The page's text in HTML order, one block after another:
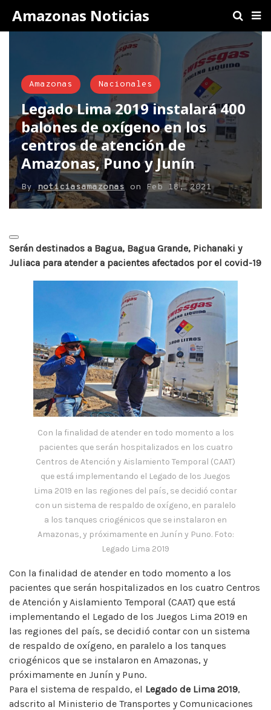
Amazonas Noticias
Amazonas Nacionales
Legado Lima 2019 instalará 400
balones de oxígeno en los
centros de atención de
Amazonas, Puno y Junín
Bynoticiasamazonas on Feb 18, 2021
Serán destinados a Bagua, Bagua Grande, Pichanaki y
Juliaca para atender a pacientes afectados por el covid-19
Con la finalidad de atender en todo momento a los
pacientes que serán hospitalizados en los cuatro
Centros de Atención y Aislamiento Temporal (CAAT)
que está implementando el Legado de los Juegos
Lima 2019 en las regiones del país, se decidió contar
con un sistema de respaldo de oxígeno, en paralelo
a los tanques criogénicos que se instalaron en
Amazonas, y próximamente en Junín y Puno. Foto:
Legado Lima 2019
Con la finalidad de atender en todo momento a los
pacientes que serán hospitalizados en los cuatro Centros
de Atención y Aislamiento Temporal (CAAT) que está
implementando el Legado de los Juegos Lima 2019 en
las regiones del país, se decidió contar con un sistema
de respaldo de oxígeno, en paralelo a los tanques
criogénicos que se instalaron en Amazonas, y
próximamente en Junín y Puno.
Para el sistema de respaldo, el Legado de Lima 2019,
adscrito al Ministerio de Transportes y Comunicaciones